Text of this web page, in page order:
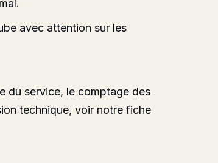
avec attention sur les
du service, le comptage des
technique, voir notre fiche